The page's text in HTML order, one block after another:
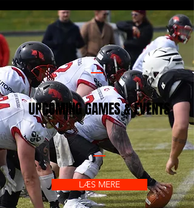
UPCOMING GAMES & EVENTS
LÆS MERE